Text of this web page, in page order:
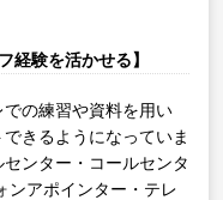
経験を活かせる】
の練習や資料を用い
きるようになっていま
ンター・コールセンタ
ンアポインター・テレ